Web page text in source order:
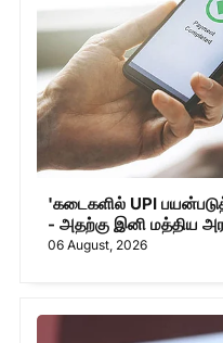
'கடைகளில் UPI
- அதற்கு இனி மத்திய
06 August, 2026